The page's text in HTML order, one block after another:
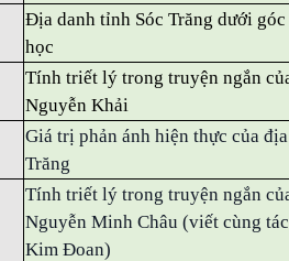
Địa danh tỉnh Sóc Trăng dưới
học
Tính triết lý trong truyện ngắn
Nguyễn Khải
Giá trị phản ánh hiện thực của
Trăng
Tính triết lý trong truyện ngắn
Nguyễn Minh Châu (viết cùng
Kim Đoan)